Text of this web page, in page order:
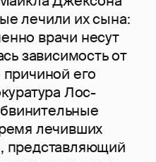
лечили их сына:
врачи несут
зависимость от
его
Лос-
лечивших
представляющий